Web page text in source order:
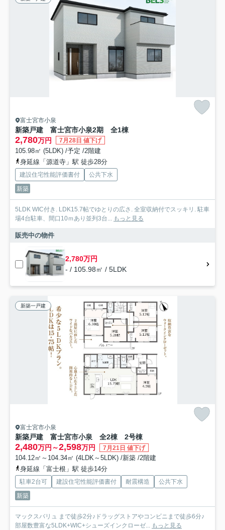
富士宮市小泉
新築戸建 富士宮市小泉2期 全1棟
2,780万円 7月28日 値下げ
105.98㎡ (5LDK) /予定 /2階建
身延線「源道寺」駅 徒歩28分
建設住宅性能評価書付
公共下水
新築
5LDK WIC付き. LDK15.7帖でゆとりの広さ. 全室収納付でスッキリ. 駐車
場4台駐車、間口10ｍあり並列3台... もっと見る
販売中の物件
2,780万円
- / 105.98㎡ / 5LDK
新築一戸建
富士宮市小泉
新築戸建 富士宮市小泉 全2棟 2号棟
2,480万円～2,598万円 7月21日 値下げ
104.12㎡～104.34㎡ (4LDK～5LDK) /新築 /2階建
身延線「富士根」駅 徒歩14分
駐車2台可 建設住宅性能評価書付 耐震構造
公共下水
新築
マックスバリュ まで徒歩2分♪ドラッグストアやコンビニまで徒歩6分♪
部屋数豊富な5LDK+WIC+シューズインクローゼ... もっと見る